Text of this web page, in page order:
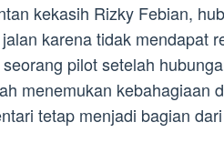
kekasih Rizky Febian,
karena tidak mendapat
pilot setelah
menemukan kebahagiaan
tetap menjadi bagian